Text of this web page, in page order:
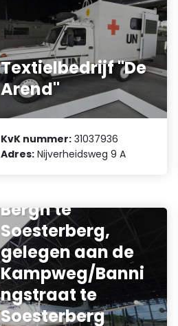
Textielbedrijf "De
Arend"
KvK nummer: 31037936
Adres: Nijverheidsweg 9 A
Vereniging van
Eigenaars
Hoofdsplitsing
Bergh te
Soesterberg,
gelegen aan de
Kampweg/Banni
ngstraat te
Soesterberg